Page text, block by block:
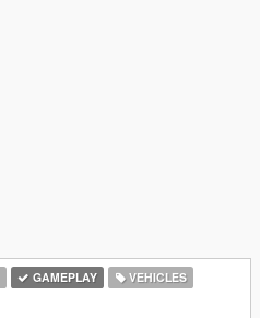
GAMEPLAY
VEHICLES